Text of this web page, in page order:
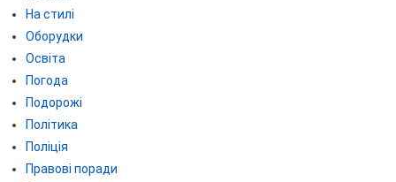
На стилі
Оборудки
Освіта
Погода
Подорожі
Політика
Поліція
Правові поради